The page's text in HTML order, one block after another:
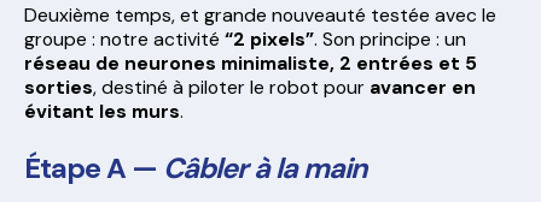
Deuxième temps, et grande nouveauté testée avec le
groupe : notre activité “2 pixels”. Son principe : un
réseau de neurones minimaliste, 2 entrées et 5
sorties, destiné à piloter le robot pour avancer en
évitant les murs.
Étape A — Câbler à la main